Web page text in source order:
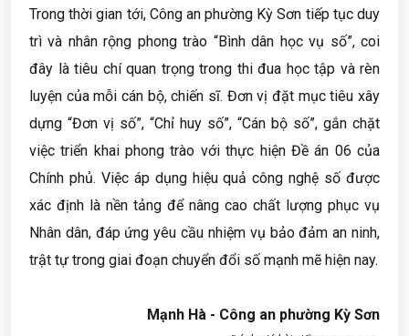
Trong thời gian tới, Công an phường Kỳ Sơn tiếp tục duy
trì và nhân rộng phong trào “Bình dân học vụ số”, coi
đây là tiêu chí quan trọng trong thi đua học tập và rèn
luyện của mỗi cán bộ, chiến sĩ. Đơn vị đặt mục tiêu xây
dựng “Đơn vị số”, “Chỉ huy số”, “Cán bộ số”, gắn chặt
việc triển khai phong trào với thực hiện Đề án 06 của
Chính phủ. Việc áp dụng hiệu quả công nghệ số được
xác định là nền tảng để nâng cao chất lượng phục vụ
Nhân dân, đáp ứng yêu cầu nhiệm vụ bảo đảm an ninh,
trật tự trong giai đoạn chuyển đổi số mạnh mẽ hiện nay.
Mạnh Hà - Công an phường Kỳ Sơn